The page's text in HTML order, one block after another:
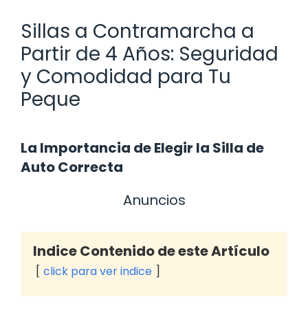
Sillas a Contramarcha a
Partir de 4 Años: Seguridad
y Comodidad para Tu
Peque
La Importancia de Elegir la Silla de
Auto Correcta
Anuncios
Indice Contenido de este Artículo
click para ver indice